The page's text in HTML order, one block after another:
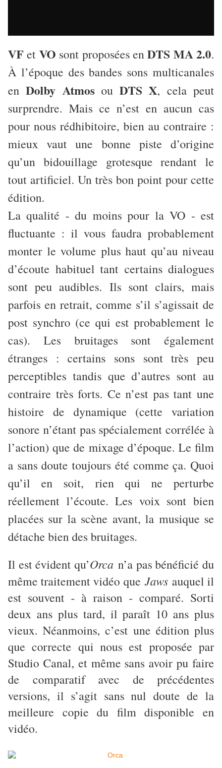
VF et VO sont proposées enDTS MA 2.0.
À l’époque des bandes sons multicanales
enDolby AtmosouDTS X, cela peut
surprendre. Mais ce n’est en aucun cas
pour nous rédhibitoire, bien au contraire :
mieux vaut une bonne piste d’origine
qu’un bidouillage grotesque rendant le
tout artificiel. Un très bon point pour cette
édition.
La qualité - du moins pour la VO - est
fluctuante : il vous faudra probablement
monter le volume plus haut qu’au niveau
d’écoute habituel tant certains dialogues
sont peu audibles. Ils sont clairs, mais
parfois en retrait, comme s’il s’agissait de
post synchro (ce qui est probablement le
cas). Les bruitages sont également
étranges : certains sons sont très peu
perceptibles tandis que d’autres sont au
contraire très forts. Ce n’est pas tant une
histoire de dynamique (cette variation
sonore n’étant pas spécialement corrélée à
l’action) que de mixage d’époque. Le film
a sans doute toujours été comme ça. Quoi
qu’il en soit, rien qui ne perturbe
réellement l’écoute. Les voix sont bien
placées sur la scène avant, la musique se
détache bien des bruitages.
Il est évident qu’Orca n’a pas bénéficié du
même traitement vidéo que Jawsauquel il
est souvent - à raison - comparé. Sorti
deux ans plus tard, il paraît 10 ans plus
vieux. Néanmoins, c’est une édition plus
que correcte qui nous est proposée par
Studio Canal, et même sans avoir pu faire
de comparatif avec de précédentes
versions, il s’agit sans nul doute de la
meilleure copie du film disponible en
vidéo.